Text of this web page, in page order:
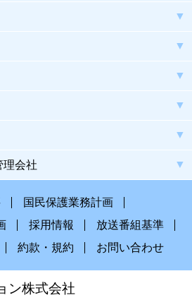
理会社
国民保護業務計画
採用情報
放送番組基準
約款・規約 お問い合わせ
ン株式会社